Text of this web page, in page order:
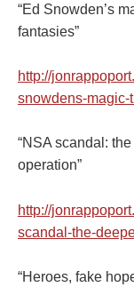
“Ed Snowden’s
fantasies”
http://
snowdens-magic-
“NSA scandal:
operation”
http://
scandal-the-
“Heroes, fake